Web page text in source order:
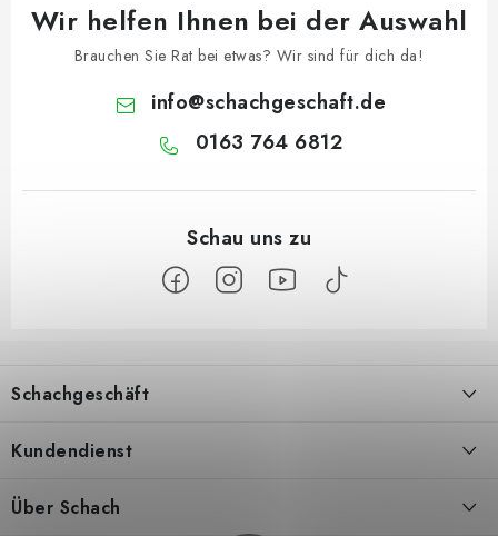
Wir helfen Ihnen bei der Auswahl
Brauchen Sie Rat bei etwas? Wir sind für dich da!
info@schachgeschaft.de
0163 764 6812
F
ß
z
e
Schachgeschäft
Kontakt
Kundendienst
Geschäftsbedingungen
Über Schach